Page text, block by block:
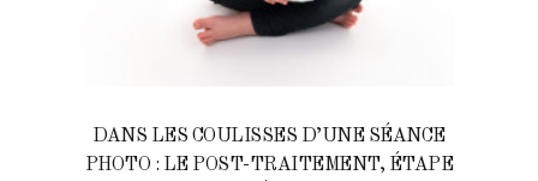
DANS LES COULISSES D’UNE SÉANCE
PHOTO : LE POST-TRAITEMENT, ÉTAPE